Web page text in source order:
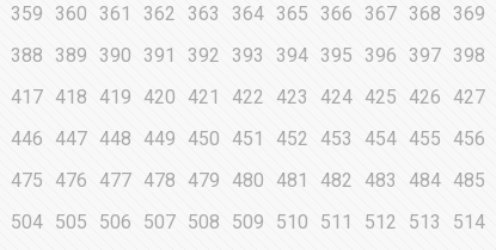
359 360 361 362 363 364 365 366 367 368 369
388 389 390 391 392 393 394 395 396 397 398
417 418 419 420 421 422 423 424 425 426 427
446 447 448 449 450 451 452 453 454 455 456
475 476 477 478 479 480 481 482 483 484 485
504 505 506 507 508 509 510 511 512 513 514